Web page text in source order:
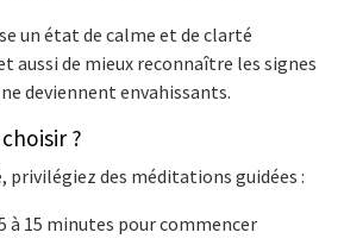
un état de calme et de clarté
aussi de mieux reconnaître les signes
deviennent envahissants.
?
privilégiez des méditations guidées :
5 à 15 minutes pour commencer